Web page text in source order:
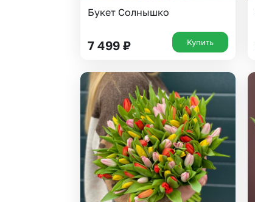
Букет Солнышко
7 499 ₽ Купить